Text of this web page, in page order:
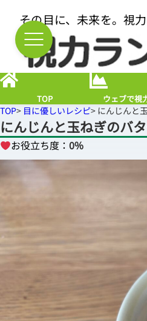
その目に、未来を。視
TOP ウェブで視
TOP> 目に優しいレシピ> にんじんと
にんじんと玉ねぎのバ
お役立ち度：0%